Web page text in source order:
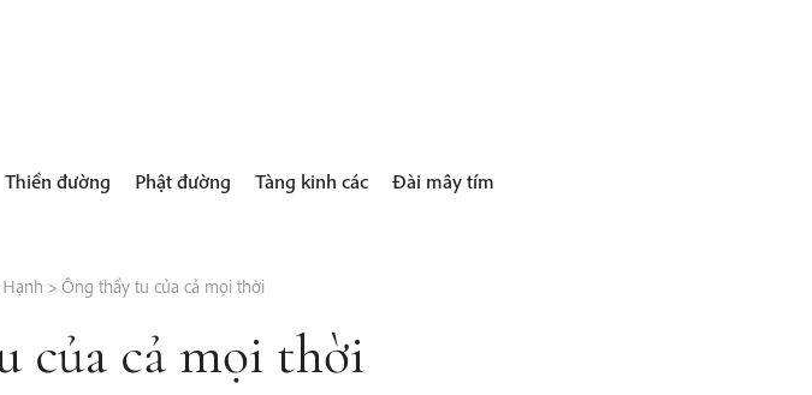
Thiền đường Phật đường Tàng kinh các Đài mây tím
> Ông thầy tu của cả mọi thời
của cả mọi thời